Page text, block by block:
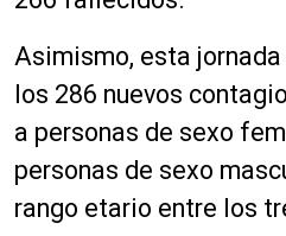
Asimismo, esta
los 286 nuevos
a personas de sexo
personas de sexo
rango etario entre los